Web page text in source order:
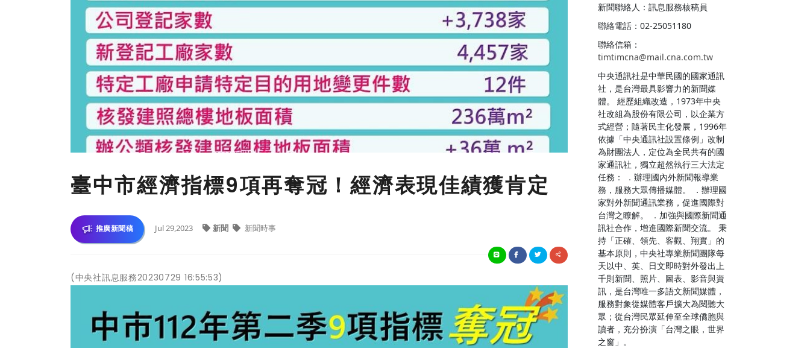
臺中市經濟指標9項再奪冠！經濟表現佳績獲肯定
推廣新聞稿 Jul 29,2023 新聞 新聞時事
(中央社訊息服務20230729 16:55:53)
新聞聯絡人：訊息服務核稿員
聯絡電話：02-25051180
聯絡信箱：
timtimcna@mail.cna.com.tw
中央通訊社是中華民國的國家通訊
社，是台灣最具影響力的新聞媒
體。 經歷組織改造，1973年中央
社改組為股份有限公司，以企業方
式經營；隨著民主化發展，1996年
依據「中央通訊社設置條例」改制
為財團法人，定位為全民共有的國
家通訊社，獨立超然執行三大法定
任務： ．辦理國內外新聞報導業
務，服務大眾傳播媒體。 ．辦理國
家對外新聞通訊業務，促進國際對
台灣之瞭解。 ．加強與國際新聞通
訊社合作，增進國際新聞交流。 秉
持「正確、領先、客觀、翔實」的
基本原則，中央社專業新聞團隊每
天以中、英、日文即時對外發出上
千則新聞、照片、圖表、影音與資
訊，是台灣唯一多語文新聞媒體，
服務對象從媒體客戶擴大為閱聽大
眾；從台灣民眾延伸至全球僑胞與
讀者，充分扮演「台灣之眼，世界
之窗」。